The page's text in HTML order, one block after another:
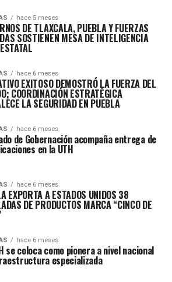
hace 5 meses
DE TLAXCALA, PUEBLA Y FUERZAS
SOSTIENEN MESA DE INTELIGENCIA
hace 6 meses
EXITOSO DEMOSTRÓ LA FUERZA DEL
COORDINACIÓN ESTRATÉGICA
LA SEGURIDAD EN PUEBLA
hace 6 meses
de Gobernación acompaña entrega de
en la UTH
hace 6 meses
EXPORTA A ESTADOS UNIDOS 38
DE PRODUCTOS MARCA “CINCO DE
hace 6 meses
se coloca como pionera a nivel nacional
especializada